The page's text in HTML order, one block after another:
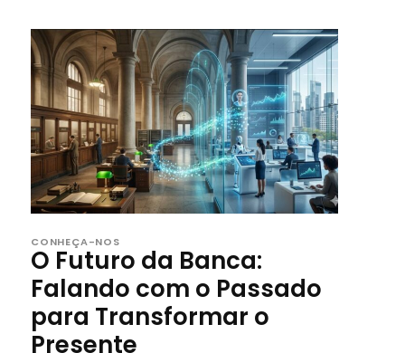
CONHEÇA-NOS
O Futuro da Banca:
Falando com o Passado
para Transformar o
Presente